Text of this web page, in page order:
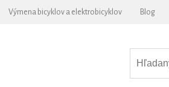
Výmena bicyklov a elektrobicyklov Blog